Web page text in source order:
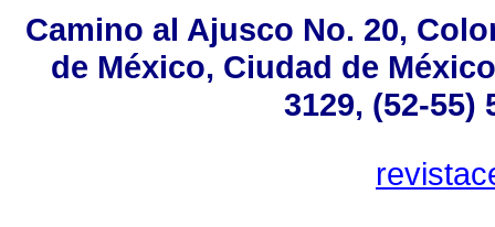
Camino al Ajusco No. 20,
de México, Ciudad de
3129, (52-55)